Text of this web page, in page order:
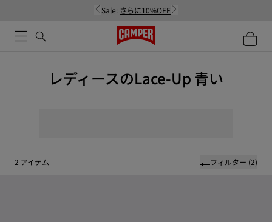
Sale: さらに10%OFF
レディースのLace-Up 青い
フィルター (2)
2 アイテム